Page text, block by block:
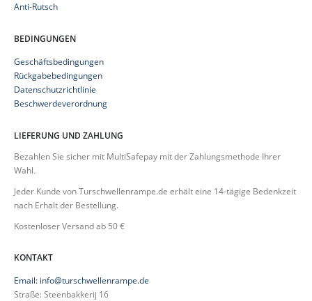
Anti-Rutsch
BEDINGUNGEN
Geschäftsbedingungen
Rückgabebedingungen
Datenschutzrichtlinie
Beschwerdeverordnung
LIEFERUNG UND ZAHLUNG
Bezahlen Sie sicher mit MultiSafepay mit der Zahlungsmethode Ihrer
Wahl.
Jeder Kunde von Turschwellenrampe.de erhält eine 14-tägige Bedenkzeit
nach Erhalt der Bestellung.
Kostenloser Versand ab 50 €
KONTAKT
Email: info@turschwellenrampe.de
Straße: Steenbakkerij 16